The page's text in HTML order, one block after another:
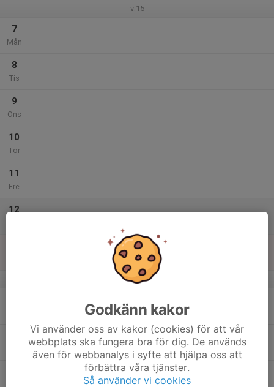
v.15
7
Mån
8
Tis
9
Ons
10
Tor
11
Fre
12
v.16
Godkänn kakor
Vi använder oss av kakor (cookies) för att vår
webbplats ska fungera bra för dig. De används
även för webbanalys i syfte att hjälpa oss att
förbättra våra tjänster.
Så använder vi cookies